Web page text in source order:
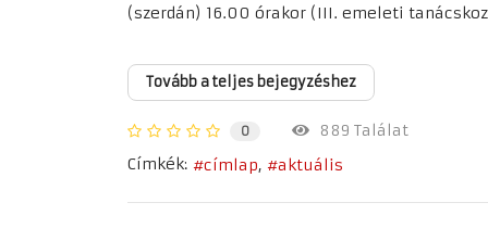
(szerdán) 16.00 órakor (III. emeleti
Tovább a teljes bejegyzéshez
0
889 Találat
Címkék:
címlap aktuális